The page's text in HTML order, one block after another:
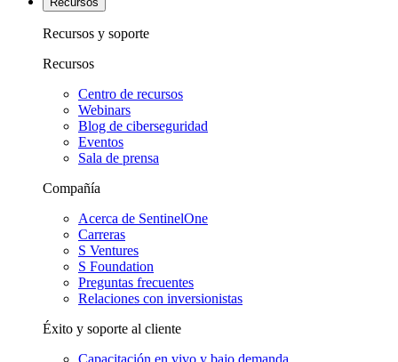
Recursos y soporte
Recursos
Centro de recursos
Webinars
Blog de ciberseguridad
Eventos
Sala de prensa
Compañía
Acerca de SentinelOne
Carreras
S Ventures
S Foundation
Preguntas frecuentes
Relaciones con inversionistas
Éxito y soporte al cliente
Capacitación en vivo y bajo demanda